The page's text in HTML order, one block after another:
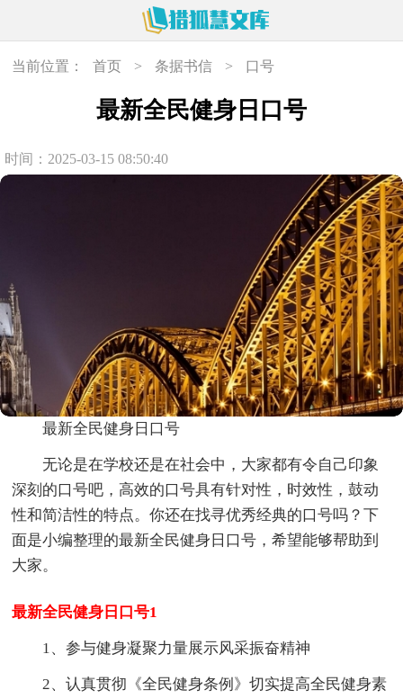
当前位置： 首页 > 条据书信 > 口号
最新全民健身日口号
时间：2025-03-15 08:50:40
最新全民健身日口号
无论是在学校还是在社会中，大家都有令自己印象
深刻的口号吧，高效的口号具有针对性，时效性，鼓动
性和简洁性的特点。你还在找寻优秀经典的口号吗？下
面是小编整理的最新全民健身日口号，希望能够帮助到
大家。
最新全民健身日口号1
1、参与健身凝聚力量展示风采振奋精神
2、认真贯彻《全民健身条例》切实提高全民健身素